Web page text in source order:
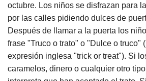
octubre. Los niños se disfrazan para
por las calles pidiendo dulces de
Después de llamar a la puerta los
frase "Truco o trato" o "Dulce o truco"
expresión inglesa "trick or treat"). Si
caramelos, dinero o cualquier otro